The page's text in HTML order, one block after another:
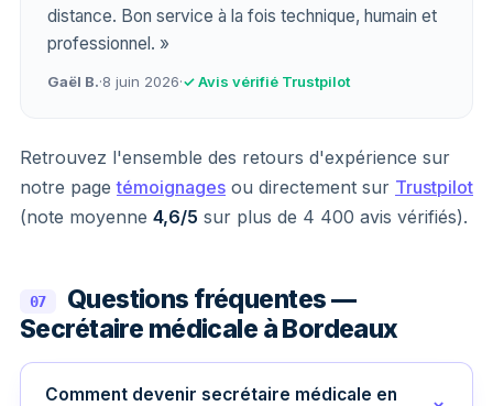
distance. Bon service à la fois technique, humain et
professionnel. »
Gaël B.·8 juin 2026·✓ Avis vérifié Trustpilot
Retrouvez l'ensemble des retours d'expérience sur
notre pagetémoignages ou directement sur Trustpilot
(note moyenne 4,6/5 sur plus de 4 400 avis vérifiés).
07
Questions fréquentes —
Secrétaire médicale à Bordeaux
Comment devenir secrétaire médicale en